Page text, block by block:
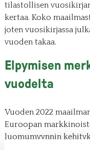
tilastollisen
kertaa. Koko
joten vuosikirjassa
vuoden takaa.
Elpymisen
vuodelta
Vuoden 2022
Euroopan
luomumyynnin